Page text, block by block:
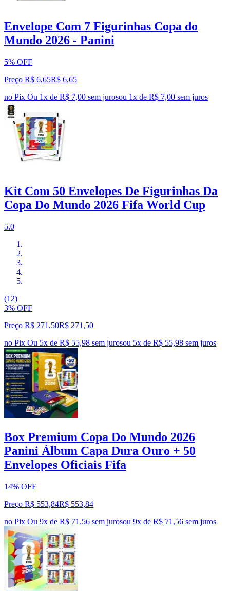
Envelope Com 7 Figurinhas Copa do
Mundo 2026 - Panini
5% OFF
Preço R$ 6,65R$ 6,65
no Pix Ou 1x de R$ 7,00 sem jurosou 1x de R$ 7,00 sem juros
Kit Com 50 Envelopes De Figurinhas Da
Copa Do Mundo 2026 Fifa World Cup
5.0
(12)
3% OFF
Preço R$ 271,50R$ 271 ,50
no Pix Ou 5x de R$ 55,98 sem jurosou 5x de R$ 55,98 sem juros
Box Premium Copa Do Mundo 2026
Panini Álbum Capa Dura Ouro + 50
Envelopes Oficiais Fifa
14% OFF
Preço R$ 553,84R$ 553,84
no Pix Ou 9x de R$ 71,56 sem jurosou 9x de R$ 71,56 sem juros